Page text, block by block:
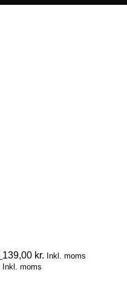
139,00 kr. Inkl. moms
Inkl. moms